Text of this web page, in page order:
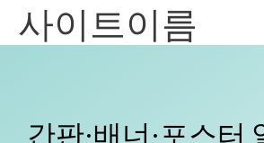
Skip사이트이름
간판·배너·포스터